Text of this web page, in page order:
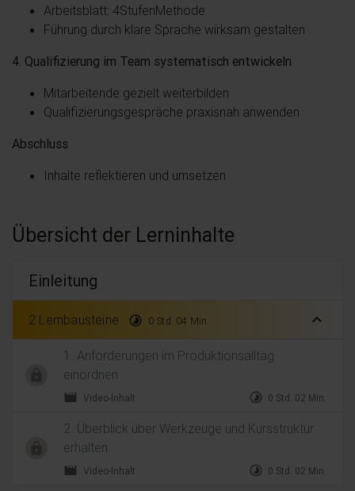
Arbeitsblatt: 4StufenMethode
Führung durch klare Sprache wirksam gestalten
4. Qualifizierung im Team systematisch entwickeln
Mitarbeitende gezielt weiterbilden
Qualifizierungsgespräche praxisnah anwenden
Abschluss
Inhalte reflektieren und umsetzen
Übersicht der Lerninhalte
Einleitung
2 Lernbausteine timelapse 0 Std. 04 Min. expand_less
1. Anforderungen im Produktionsalltag
einordnen
movie Video-Inhalt timelapse 0 Std. 02 Min.
2. Überblick über Werkzeuge und Kursstruktur
erhalten
movie Video-Inhalt timelapse 0 Std. 02 Min.